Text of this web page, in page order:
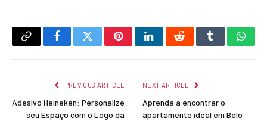
Copy
FacebookTwitterPinterestLinkedInRedditTumblr
PREVIOUS ARTICLE
Adesivo Heineken: Personalize
seu Espaço com o Logo da
NEXT ARTICLE
Aprenda a encontrar o
apartamento ideal em Belo